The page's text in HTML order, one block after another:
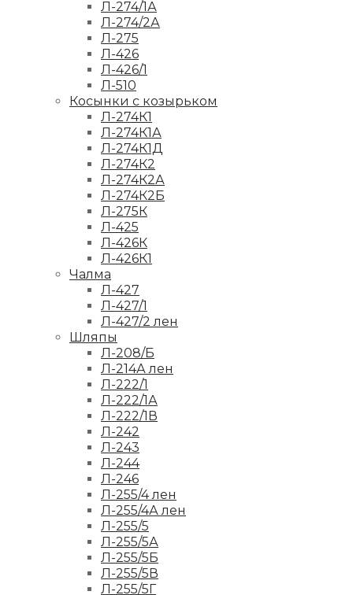
Л-274/1А
Л-274/2А
Л-275
Л-426
Л-426/1
Л-510
Косынки с козырьком
Л-274К1
Л-274К1А
Л-274К1Д
Л-274К2
Л-274К2А
Л-274К2Б
Л-275К
Л-425
Л-426К
Л-426К1
Чалма
Л-427
Л-427/1
Л-427/2 лен
Шляпы
Л-208/Б
Л-214А лен
Л-222/1
Л-222/1А
Л-222/1В
Л-242
Л-243
Л-244
Л-246
Л-255/4 лен
Л-255/4А лен
Л-255/5
Л-255/5А
Л-255/5Б
Л-255/5В
Л-255/5Г